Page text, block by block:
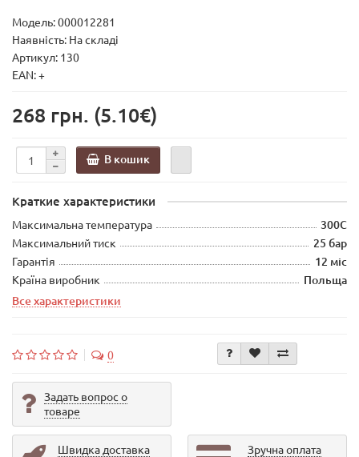
Модель:000012281
Наявність: На складі
Артикул: 130
EAN: +
268 грн. (5.10€)
В кошик
Краткие характеристики
Максимальна температура 300С
Максимальний тиск 25 бар
Гарантія 12 міс
Країна виробник
Польща
Все характеристики
0
Задать вопрос о
товаре
Швидка доставка Зручна оплата